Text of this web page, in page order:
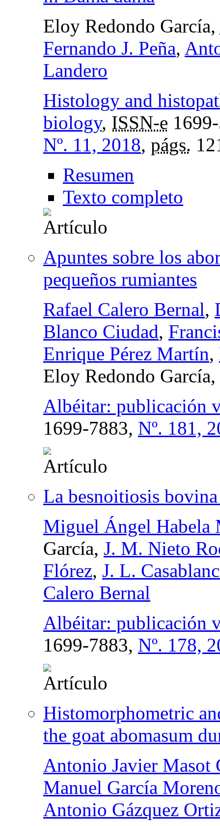
Eloy Redondo García,
Fernando J. Peña,
Landero
Histology and
biology, ISSN-e
Nº. 11, 2018, págs.
Resumen
Texto completo
Apuntes sobre los
pequeños rumiantes
Rafael Calero Bernal,
Blanco Ciudad,
Enrique Pérez Martín,
Eloy Redondo García,
Albéitar: publicación
1699-7883, Nº. 181,
La besnoitiosis
Miguel Ángel Habela
García, J. M. Nieto
Flórez, J. L.
Calero Bernal
Albéitar: publicación
1699-7883, Nº. 178,
Histomorphometric
the goat abomasum
Antonio Javier Masot
Manuel García
Antonio Gázquez